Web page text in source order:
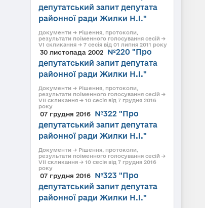
депутатський запит депутата
районної ради Жилки Н.І."
Документи → Рішення, протоколи,
результати поіменного голосування сесій →
VI скликання → 7 сесія від 01 липня 2011 року
30 листопада 2002
№220 "Про
депутатський запит депутата
районної ради Жилки Н.І."
Документи → Рішення, протоколи,
результати поіменного голосування сесій →
VII скликання → 10 сесія від 7 грудня 2016
року
07 грудня 2016
№322 "Про
депутатський запит депутата
районної ради Жилки Н.І."
Документи → Рішення, протоколи,
результати поіменного голосування сесій →
VII скликання → 10 сесія від 7 грудня 2016
року
07 грудня 2016
№323 "Про
депутатський запит депутата
районної ради Жилки Н.І."